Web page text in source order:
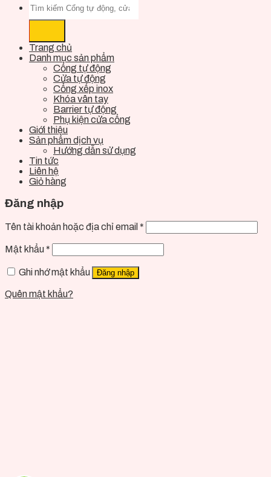
Trang chủ
Danh mục sản phẩm
Cổng tự động
Cửa tự động
Cổng xếp inox
Khóa vân tay
Barrier tự động
Phụ kiện cửa cổng
Giới thiệu
Sản phẩm dịch vụ
Hướng dẫn sử dụng
Tin tức
Liên hệ
Giỏ hàng
Đăng nhập
Tên tài khoản hoặc địa chỉ email *
Mật khẩu *
Ghi nhớ mật khẩu Đăng nhập
Quên mật khẩu?